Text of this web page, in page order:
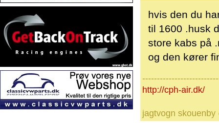
hvis den du
til 1600 .husk
store kabs på
og den kører
http://cph-air.dk/
jagtvogn skouenby